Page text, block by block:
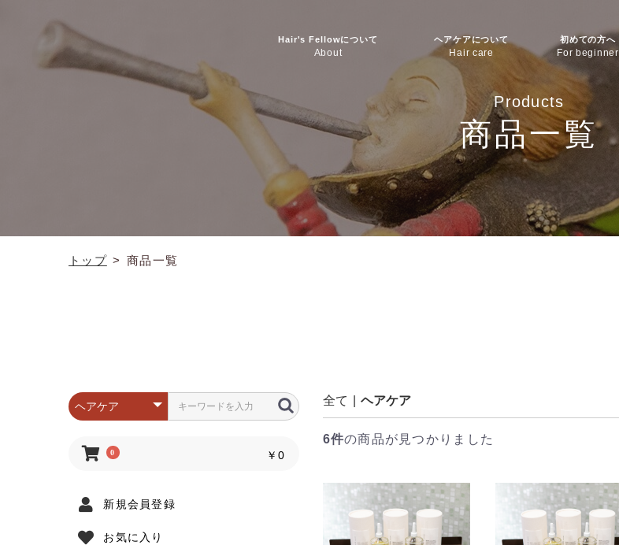
Hair's Fellowについて
About
ヘアケアについて
Hair care
初めての方へ
For beginner
Products
商品一覧
トップ > 商品一覧
0 ￥0
新規会員登録
お気に入り
全て ヘアケア
6件の商品が見つかりました